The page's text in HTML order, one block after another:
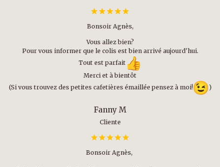
Bonsoir Agnès,
Vous allez bien?
Pour vous informer que le colis est bien arrivé aujourd'hui.
Tout est parfait
Merci et à bientôt
(Si vous trouvez des petites cafetières émaillée pensez à moi!
)
Fanny M
Cliente
Bonsoir Agnès,